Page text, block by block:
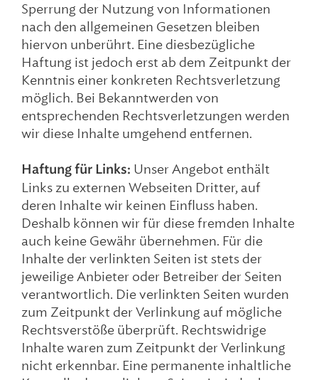
Sperrung der Nutzung von Informationen
nach den allgemeinen Gesetzen bleiben
hiervon unberührt. Eine diesbezügliche
Haftung ist jedoch erst ab dem Zeitpunkt der
Kenntnis einer konkreten Rechtsverletzung
möglich. Bei Bekanntwerden von
entsprechenden Rechtsverletzungen werden
wir diese Inhalte umgehend entfernen.
Haftung für Links: Unser Angebot enthält
Links zu externen Webseiten Dritter, auf
deren Inhalte wir keinen Einfluss haben.
Deshalb können wir für diese fremden Inhalte
auch keine Gewähr übernehmen. Für die
Inhalte der verlinkten Seiten ist stets der
jeweilige Anbieter oder Betreiber der Seiten
verantwortlich. Die verlinkten Seiten wurden
zum Zeitpunkt der Verlinkung auf mögliche
Rechtsverstöße überprüft. Rechtswidrige
Inhalte waren zum Zeitpunkt der Verlinkung
nicht erkennbar. Eine permanente inhaltliche